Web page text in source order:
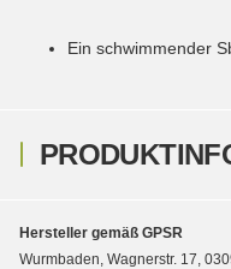
Ein schwimmender
Hersteller gemäß GPSR
Wurmbaden, Wagnerstr. 17,